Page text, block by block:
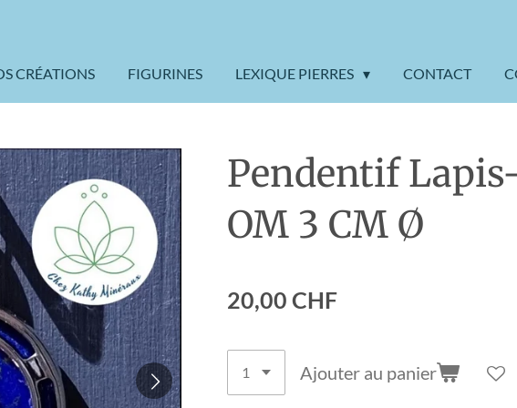
CRÉATIONS FIGURINES LEXIQUE PIERRES CONTACT
Pendentif
OM 3 CM Ø
20,00 CHF
Ajouter au panier